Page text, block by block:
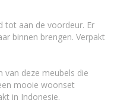
tot aan de voordeur. Er
binnen brengen. Verpakt
van deze meubels die
mooie woonset
in Indonesie.